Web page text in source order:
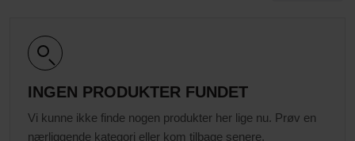
INGEN PRODUKTER FUNDET
Vi kunne ikke finde nogen produkter her lige nu. Prøv en
nærliggende kategori eller kom tilbage senere.